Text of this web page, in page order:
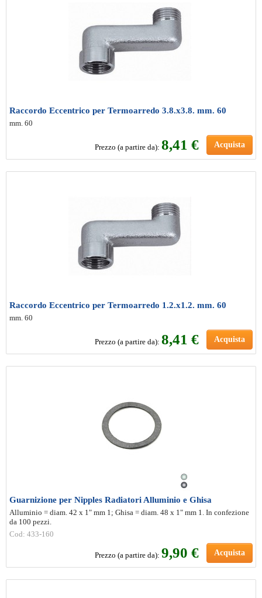
Raccordo Eccentrico per Termoarredo 3.8.x3.8. mm. 60
mm. 60
Prezzo (a partire da): 8,41 € Acquista
Raccordo Eccentrico per Termoarredo 1.2.x1.2. mm. 60
mm. 60
Prezzo (a partire da): 8,41 € Acquista
Guarnizione per Nipples Radiatori Alluminio e Ghisa
Alluminio = diam. 42 x 1" mm 1; Ghisa = diam. 48 x 1" mm 1. In confezione
da 100 pezzi.
Cod: 433-160
Prezzo (a partire da): 9,90 € Acquista